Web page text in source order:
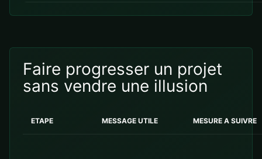
Faire progresser un projet
sans vendre une illusion
ETAPE MESSAGE UTILE MESURE A SUIVRE